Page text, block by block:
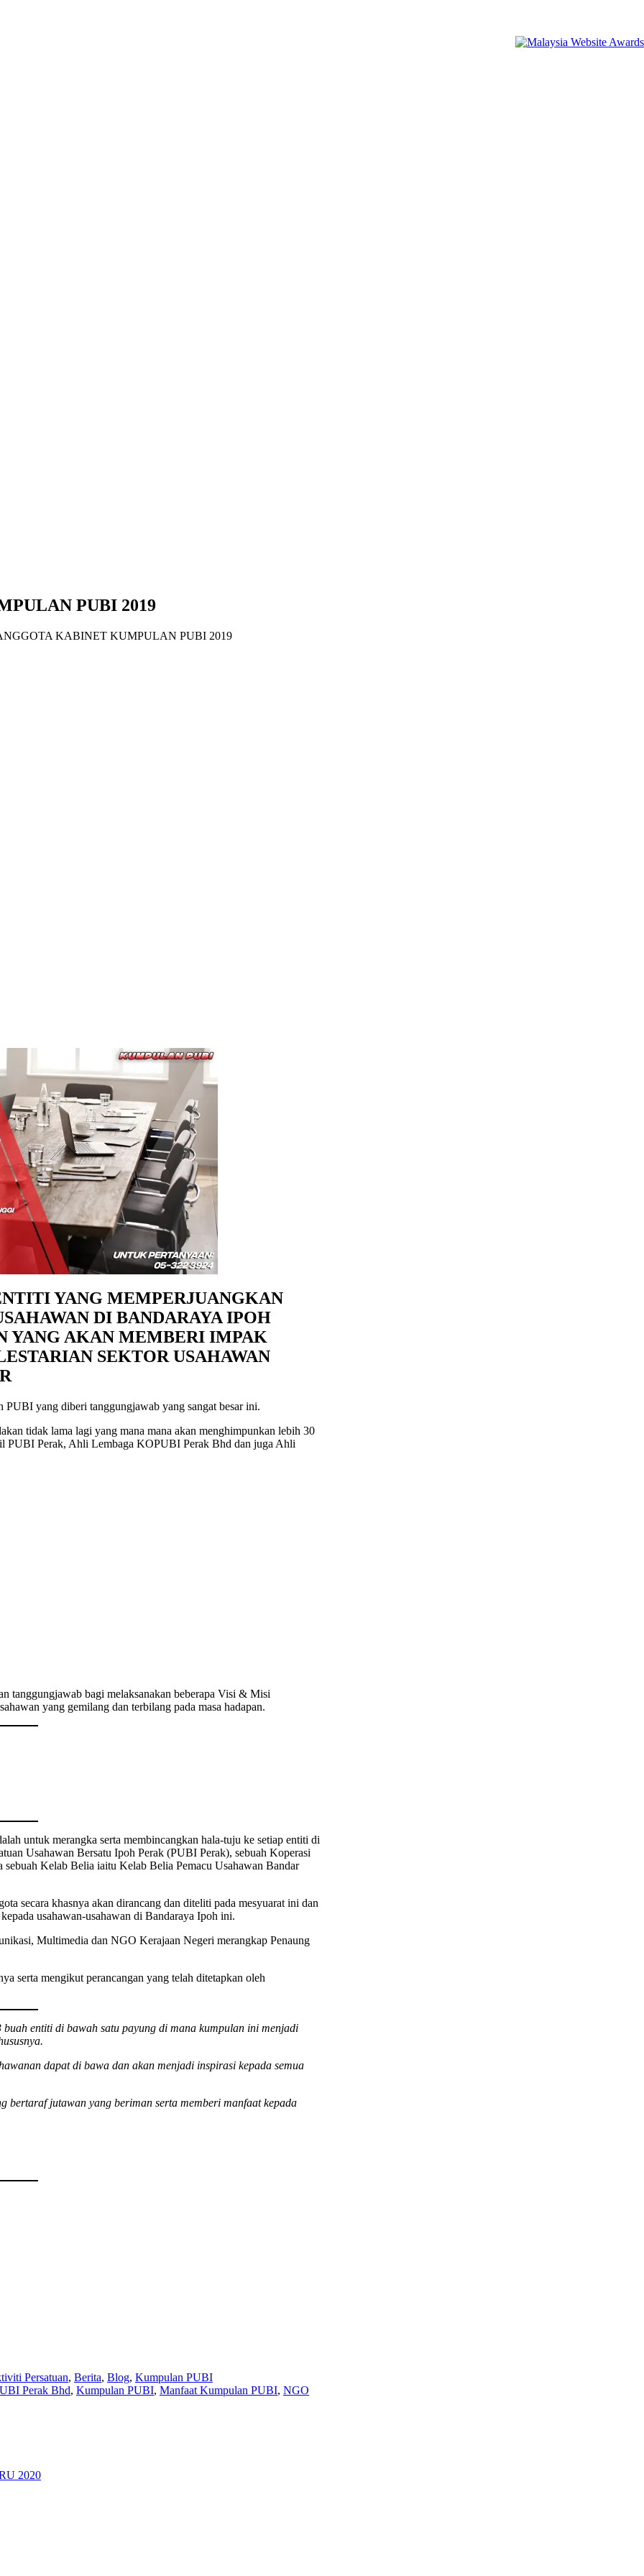
PUBI 2019
KABINET KUMPULAN PUBI 2019
YANG MEMPERJUANGKAN
DI BANDARAYA IPOH
YANG AKAN MEMBERI IMPAK
SEKTOR USAHAWAN
yang diberi tanggungjawab yang sangat besar ini.
tidak lama lagi yang mana mana akan menghimpunkan lebih 30
PUBI Perak, Ahli Lembaga KOPUBI Perak Bhd dan juga Ahli
tanggungjawab bagi melaksanakan beberapa Visi & Misi
yang gemilang dan terbilang pada masa hadapan.
untuk merangka serta membincangkan hala-tuju ke setiap entiti di
Usahawan Bersatu Ipoh Perak (PUBI Perak), sebuah Koperasi
Kelab Belia iaitu Kelab Belia Pemacu Usahawan Bandar
secara khasnya akan dirancang dan diteliti pada mesyuarat ini dan
usahawan-usahawan di Bandaraya Ipoh ini.
Multimedia dan NGO Kerajaan Negeri merangkap Penaung
serta mengikut perancangan yang telah ditetapkan oleh
entiti di bawah satu payung di mana kumpulan ini menjadi
dapat di bawa dan akan menjadi inspirasi kepada semua
bertaraf jutawan yang beriman serta memberi manfaat kepada
Persatuan, Berita, Blog, Kumpulan PUBI
Perak Bhd, Kumpulan PUBI, Manfaat Kumpulan PUBI, NGO
2020